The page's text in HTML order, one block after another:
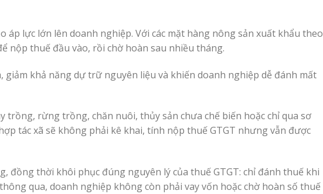
áp lực lớn lên doanh nghiệp. Với các mặt hàng nông sản xuất khẩu theo
nộp thuế đầu vào, rồi chờ hoàn sau nhiều tháng.
khả năng dự trữ nguyên liệu và khiến doanh nghiệp dễ đánh mất
trồng, rừng trồng, chăn nuôi, thủy sản chưa chế biến hoặc chỉ qua sơ
tác xã sẽ không phải kê khai, tính nộp thuế GTGT nhưng vẫn được
đồng thời khôi phục đúng nguyên lý của thuế GTGT: chỉ đánh thuế khi
qua, doanh nghiệp không còn phải vay vốn hoặc chờ hoàn số thuế